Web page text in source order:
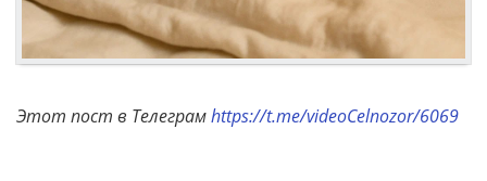
Этот пост в Телеграмhttps://t.me/videoCelnozor/6069